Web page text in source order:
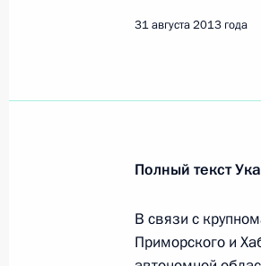
федеральный
16 мая 2013 года,
Распоряжение
31 августа 2013 года
Полный текст
В связи с
Приморского и